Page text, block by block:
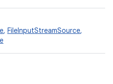
, FileInputStreamSource,